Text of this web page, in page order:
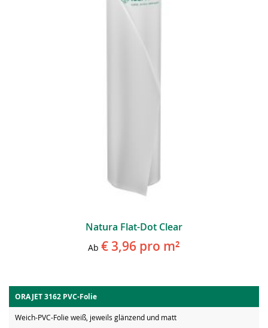
Natura Flat-Dot Clear
Ab € 3,96 pro m²
ORAJET 3162 PVC-Folie
Weich-PVC-Folie weiß, jeweils glänzend und matt